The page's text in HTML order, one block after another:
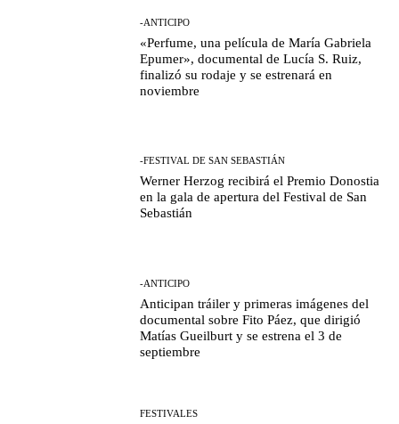
-ANTICIPO
«Perfume, una película de María Gabriela
Epumer», documental de Lucía S. Ruiz,
finalizó su rodaje y se estrenará en
noviembre
-FESTIVAL DE SAN SEBASTIÁN
Werner Herzog recibirá el Premio Donostia
en la gala de apertura del Festival de San
Sebastián
-ANTICIPO
Anticipan tráiler y primeras imágenes del
documental sobre Fito Páez, que dirigió
Matías Gueilburt y se estrena el 3 de
septiembre
FESTIVALES